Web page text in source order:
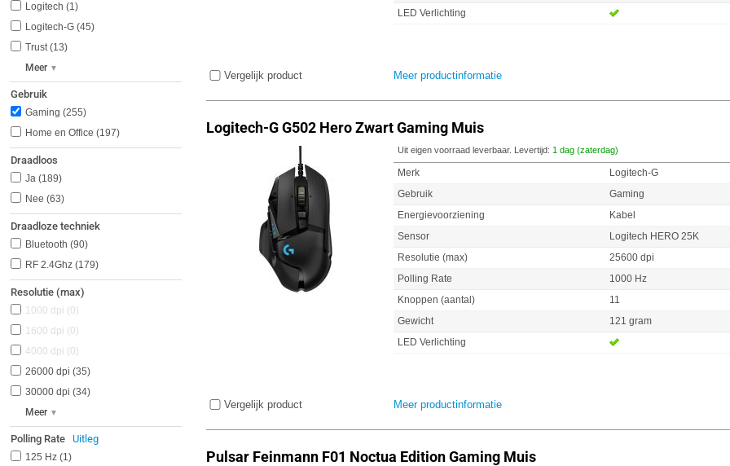
Logitech
1
Logitech-G 45
Trust 13
Meer
Gebruik
Gaming 255
Home en Office
197
Draadloos
Ja 189
Nee 63
Draadloze techniek
Bluetooth 90
RF 2.4Ghz 179
Resolutie (max)
1000 dpi
0
1600 dpi
0
4000 dpi
0
26000 dpi 35
30000 dpi 34
Meer
Polling Rate Uitleg
125 Hz 1
LED Verlichting
Vergelijk product Meer productinformatie
Logitech-G G502 Hero Zwart Gaming Muis
Uit eigen voorraad leverbaar. Levertijd: 1 dag (zaterdag)
Merk
Logitech-G
Gebruik
Gaming
Energievoorziening
Kabel
Sensor
Logitech HERO 25K
Resolutie (max)
25600 dpi
Polling Rate
1000 Hz
Knoppen (aantal)
11
Gewicht
121 gram
LED Verlichting
Vergelijk product Meer productinformatie
Pulsar Feinmann F01 Noctua Edition Gaming Muis